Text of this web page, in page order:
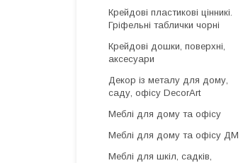
Крейдові пластикові цінникі.
Гріфельні таблички чорні
Крейдові дошки, поверхні,
аксесуари
Декор із металу для дому,
саду, офісу DecorArt
Меблі для дому та офісу
Меблі для дому та офісу ДМ
Меблі для шкіл, садків,